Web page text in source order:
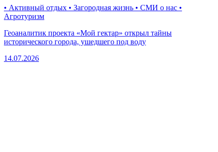
• Активный отдых • Загородная жизнь • СМИ о нас •
Агротуризм
Геоаналитик проекта «Мой гектар» открыл тайны
исторического города, ушедшего под воду
14.07.2026